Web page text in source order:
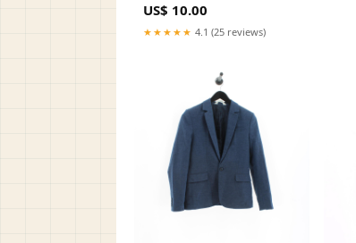
US$ 10.00
★★★★★ 4.1 (25 reviews)